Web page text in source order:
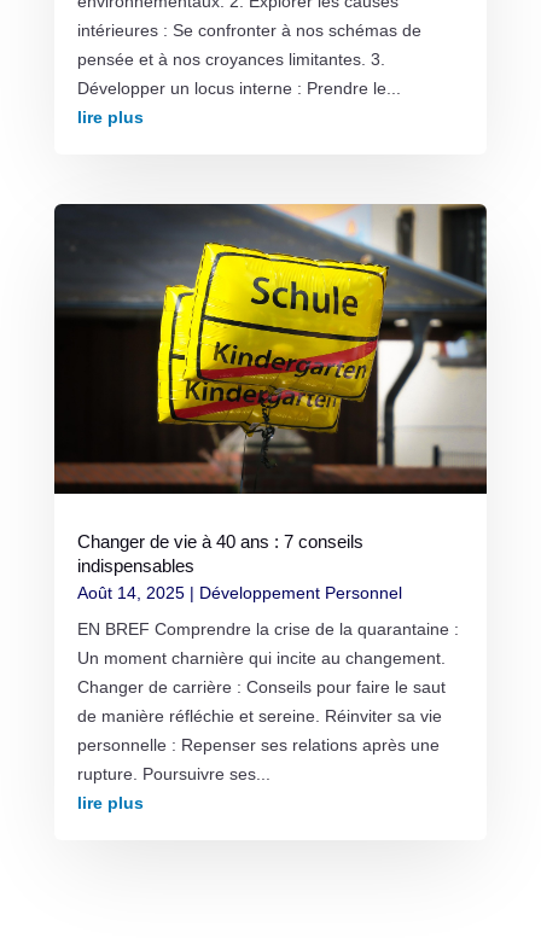
intérieures : Se confronter à nos schémas de
pensée et à nos croyances limitantes. 3.
Développer un locus interne : Prendre le...
lire plus
Changer de vie à 40 ans : 7 conseils
indispensables
Août 14, 2025| Développement Personnel
EN BREF Comprendre la crise de la quarantaine :
Un moment charnière qui incite au changement.
Changer de carrière : Conseils pour faire le saut
de manière réfléchie et sereine. Réinviter sa vie
personnelle : Repenser ses relations après une
rupture. Poursuivre ses...
lire plus